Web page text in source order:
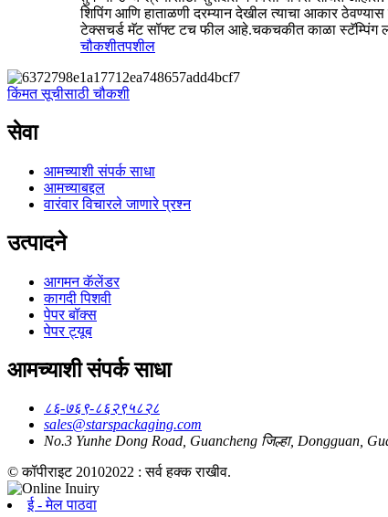
शिपिंग आणि हाताळणी दरम्यान देखील त्याचा आकार
टेक्सचर्ड मॅट सॉफ्ट टच फील आहे.चकचकीत काळा स्टॅम्पिंग
चौकशीतपशील
किंमत सूचीसाठी चौकशी
सेवा
आमच्याशी संपर्क साधा
आमच्याबद्दल
वारंवार विचारले जाणारे प्रश्न
उत्पादने
आगमन कॅलेंडर
कागदी पिशवी
पेपर बॉक्स
पेपर ट्यूब
आमच्याशी संपर्क साधा
८६-७६९-८६२९५८२८
sales@starspackaging.com
No.3 Yunhe Dong Road, Guancheng जिल्हा, Dongguan,
© कॉपीराइट 20102022 : सर्व हक्क राखीव.
ई - मेल पाठवा